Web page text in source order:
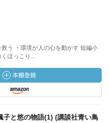
救う ・環境が人の心を動かす 短編小
ほっこり...
子と悠の物語(1) (講談社青い鳥